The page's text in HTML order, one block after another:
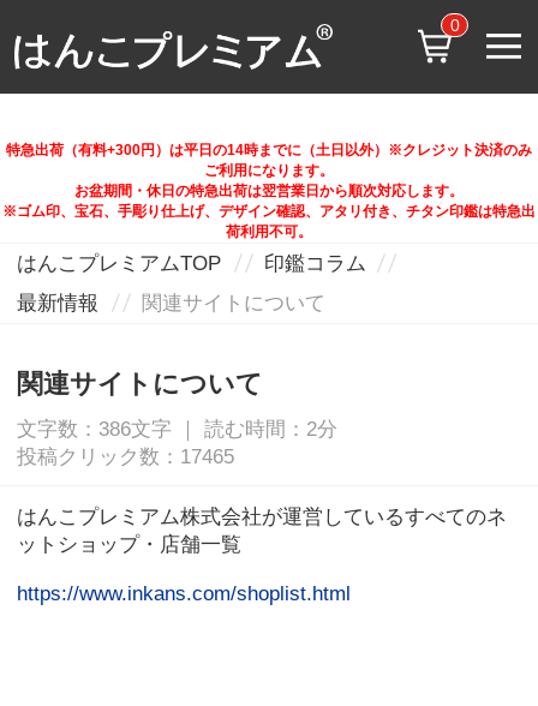
0
特急出荷（有料+300円）は平日の14時までに（土日以外）※クレジット決済のみ
ご利用になります。
お盆期間・休日の特急出荷は翌営業日から順次対応します。
※ゴム印、宝石、手彫り仕上げ、デザイン確認、アタリ付き、チタン印鑑は特急出
荷利用不可。
はんこプレミアムTOP
印鑑コラム
最新情報
関連サイトについて
関連サイトについて
文字数：386文字 ｜ 読む時間：2分
投稿クリック数：17465
はんこプレミアム株式会社が運営しているすべてのネ
ットショップ・店舗一覧
https://www.inkans.com/shoplist.html